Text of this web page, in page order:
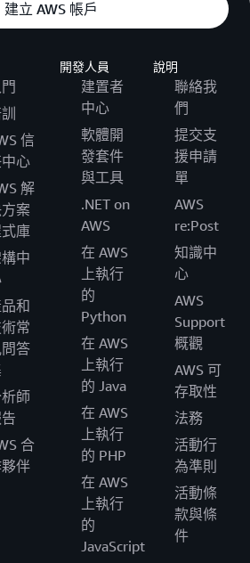
建立 AWS 帳戶
信
心
解
案
庫
中
和
常
問答
師
合
伴
開發人員
建置者
中心
軟體開
發套件
與工具
.NET on
AWS
在 AWS
上執行
的
Python
在 AWS
上執行
的 Java
在 AWS
上執行
的 PHP
在 AWS
上執行
的
JavaScript
說明
聯絡我
們
提交支
援申請
單
AWS
re:Post
知識中
心
AWS
Support
概觀
AWS 可
存取性
法務
活動行
為準則
活動條
款與條
件